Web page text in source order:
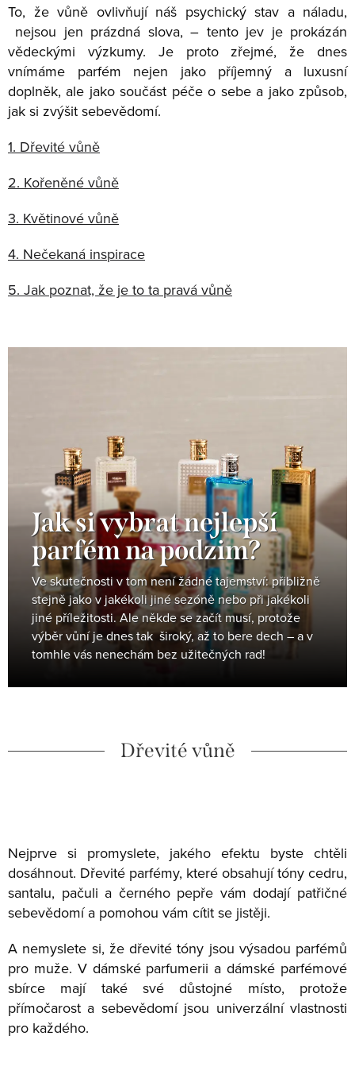
To, že vůně ovlivňují náš psychický stav a náladu,
nejsou jen prázdná slova, – tento jev je prokázán
vědeckými výzkumy. Je proto zřejmé, že dnes
vnímáme parfém nejen jako příjemný a luxusní
doplněk, ale jako součást péče o sebe a jako způsob,
jak si zvýšit sebevědomí.
1. Dřevité vůně
2. Kořeněné vůně
3. Květinové vůně
4. Nečekaná inspirace
5. Jak poznat, že je to ta pravá vůně
Jak si vybrat nejlepší
parfém na podzim?
Ve skutečnosti v tom není žádné tajemství: přibližně
stejně jako v jakékoli jiné sezóně nebo při jakékoli
jiné příležitosti. Ale někde se začít musí, protože
výběr vůní je dnes tak široký, až to bere dech – a v
tomhle vás nenechám bez užitečných rad!
Dřevité vůně
Nejprve si promyslete, jakého efektu byste chtěli
dosáhnout. Dřevité parfémy, které obsahují tóny cedru,
santalu, pačuli a černého pepře vám dodají patřičné
sebevědomí a pomohou vám cítit se jistěji.
A nemyslete si, že dřevité tóny jsou výsadou parfémů
pro muže. V dámské parfumerii a dámské parfémové
sbírce mají také své důstojné místo, protože
přímočarost a sebevědomí jsou univerzální vlastnosti
pro každého.